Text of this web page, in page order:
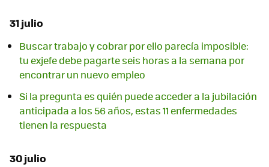
31 julio
Buscar trabajo y cobrar por ello parecía imposible:
tu exjefe debe pagarte seis horas a la semana por
encontrar un nuevo empleo
Si la pregunta es quién puede acceder a la jubilación
anticipada a los 56 años, estas 11 enfermedades
tienen la respuesta
30 julio